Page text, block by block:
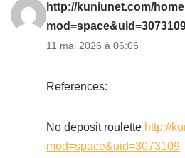
http://kuniunet.com/
11 mai 2026 à 06:06
References:
No deposit roulette http://
mod=space&uid=3073109